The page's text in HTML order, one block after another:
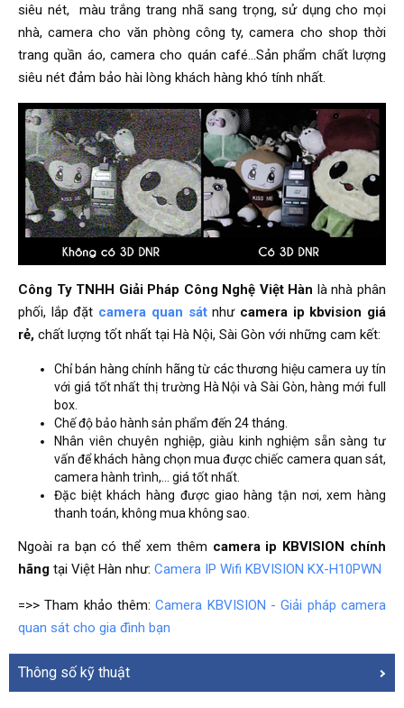
siêu nét, màu trắng trang nhã sang trọng, sử dụng cho mọi
nhà, camera cho văn phòng công ty, camera cho shop thời
trang quần áo, camera cho quán café…Sản phẩm chất lượng
siêu nét đảm bảo hài lòng khách hàng khó tính nhất.
Công Ty TNHH Giải Pháp Công Nghệ Việt Hàn là nhà phân
phối, lắp đặt camera quan sát nhưcamera ip kbvision giá
rẻ, chất lượng tốt nhất tại Hà Nội, Sài Gòn với những cam kết:
Chỉ bán hàng chính hãng từ các thương hiệu camera uy tín
với giá tốt nhất thị trường Hà Nội và Sài Gòn, hàng mới full
box.
Chế độ bảo hành sản phẩm đến 24 tháng.
Nhân viên chuyên nghiệp, giàu kinh nghiệm sẵn sàng tư
vấn để khách hàng chọn mua được chiếc camera quan sát,
camera hành trình,… giá tốt nhất.
Đặc biệt khách hàng được giao hàng tận nơi, xem hàng
thanh toán, không mua không sao.
Ngoài ra bạn có thể xem thêm camera ip KBVISION chính
hãng tại Việt Hàn như: Camera IP Wifi KBVISION KX-H10PWN
=>> Tham khảo thêm:Camera KBVISION - Giải pháp camera
quan sát cho gia đình bạn
Thông số kỹ thuật